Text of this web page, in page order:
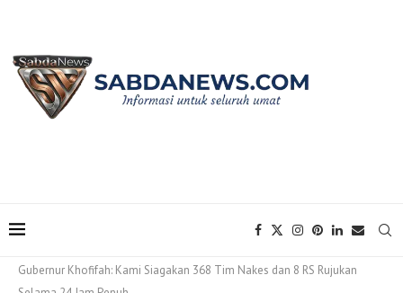
Gubernur Khofifah: Kami Siagakan 368 Tim Nakes dan 8 RS Rujukan